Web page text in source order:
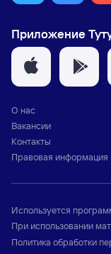
Приложение
О нас
Вакансии
Контакты
Правовая информация
Используется
При использовании
Политика обработки